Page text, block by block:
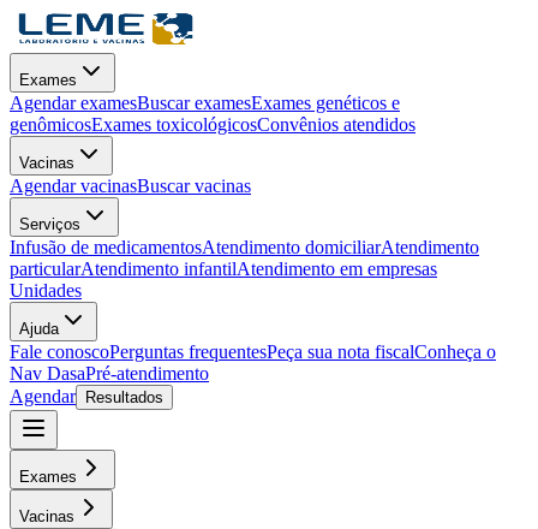
Exames
Agendar examesBuscar examesExames genéticos e
genômicosExames toxicológicosConvênios atendidos
Vacinas
Agendar vacinasBuscar vacinas
Serviços
Infusão de medicamentosAtendimento domiciliarAtendimento
particularAtendimento infantilAtendimento em empresas
Unidades
Ajuda
Fale conoscoPerguntas frequentesPeça sua nota fiscalConheça o
Nav DasaPré-atendimento
Agendar
Resultados
Exames
Vacinas